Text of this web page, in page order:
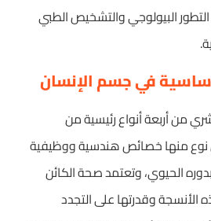
البيولوجي والتشخيص الطبي
في جسم الإنسان
من أربعة أنواع رئيسية من
نوع منها خصائص هندسية ووظيفية
الحيوي، وتعتمد صحة الكائن
الأنسجة وقدرتها على التجدد